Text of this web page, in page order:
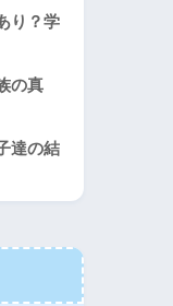
り？学
の真
達の結